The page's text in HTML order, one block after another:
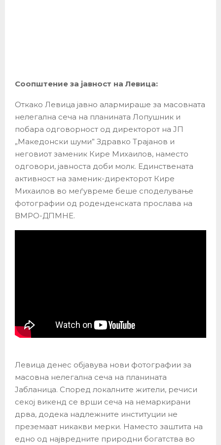
Соопштение за јавност на Левица:
Откако Левица јавно алармираше за масовната
нелегална сеча на планината Лопушник и
побара одговорност од директорот на ЈП
„Македонски шуми” Здравко Трајанов и
неговиот заменик Кире Михаилов, наместо
одговори, јавноста доби молк. Единствената
активност на заменик-директорот Кире
Михаилов во меѓувреме беше споделување
фотографии од роденденската прослава на
ВМРО-ДПМНЕ.
Левица денес објавува нови фотографии за
масовна нелегална сеча на планината
Јабланица. Според локалните жители, речиси
секој викенд се врши сеча на немаркирани
дрва, додека надлежните институции не
преземаат никакви мерки. Наместо заштита на
едно од највредните природни богатства во